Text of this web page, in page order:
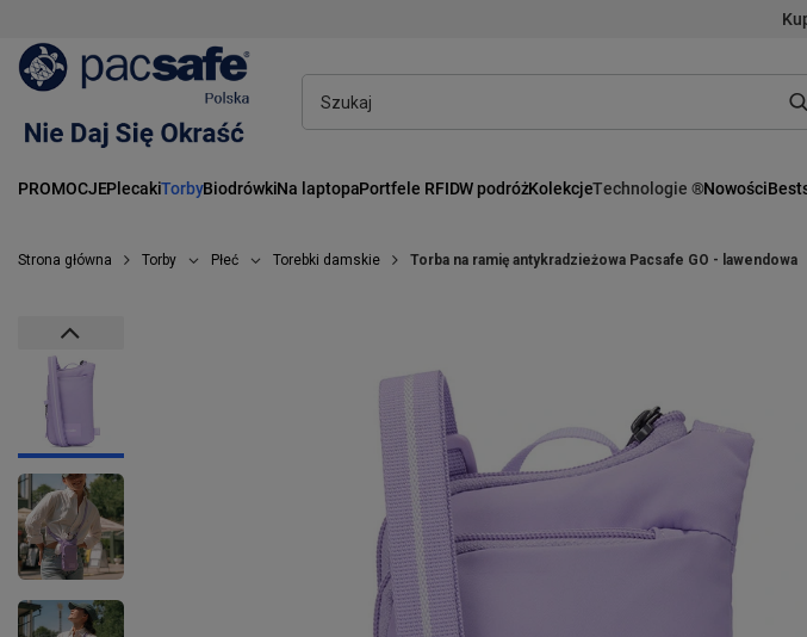
PROMOCJEPlecakiTorbyBiodrówkiNa laptopaPortfele RFIDW podróżKolekcjeTechnologie ®Nowości
Strona główna Torby Płeć Torebki damskie Torba na ramię antykradzieżowa Pacsafe GO - lawendowa